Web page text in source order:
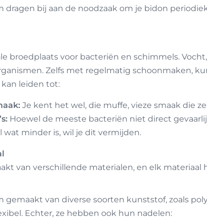
dragen bij aan de noodzaak om je bidon
broedplaats voor bacteriën en schimmels.
Zelfs met regelmatig schoonmaken,
leiden tot:
Je kent het wel, die muffe, vieze smaak die
Hoewel de meeste bacteriën niet direct
minder is, wil je dit vermijden.
van verschillende materialen, en elk
gemaakt van diverse soorten kunststof, zoals
Echter, ze hebben ook hun nadelen: